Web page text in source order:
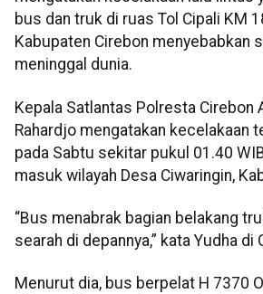
bus dan truk di ruas Tol Cipali KM
Kabupaten Cirebon menyebabkan
meninggal dunia.
Kepala Satlantas Polresta Cirebon
Rahardjo mengatakan kecelakaan
pada Sabtu sekitar pukul 01.40
masuk wilayah Desa Ciwaringin,
“Bus menabrak bagian belakang
searah di depannya,” kata Yudha di
Menurut dia, bus berpelat H 7370